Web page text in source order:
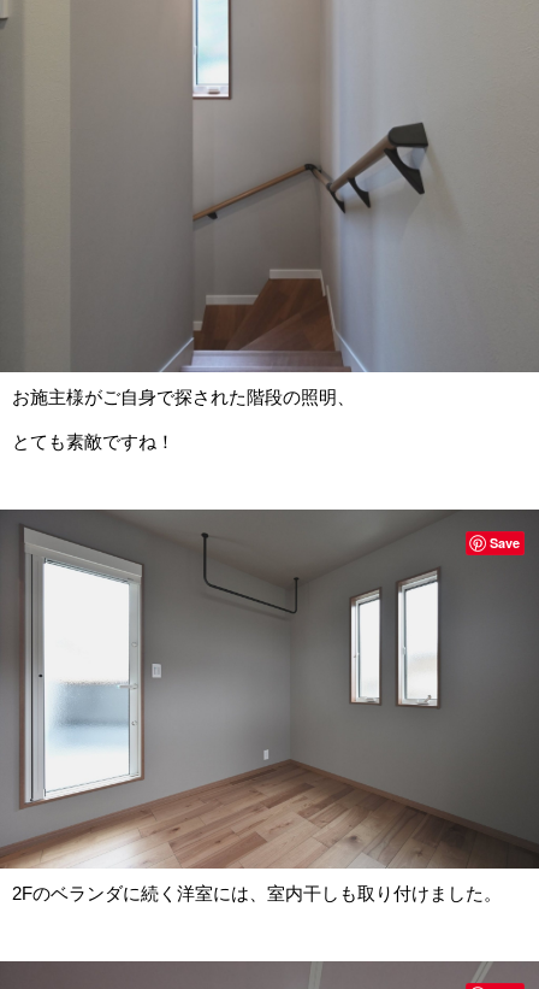
お施主様がご自身で探された階段の照明、
とても素敵ですね！
2Fのベランダに続く洋室には、室内干しも取り付けました。
Save